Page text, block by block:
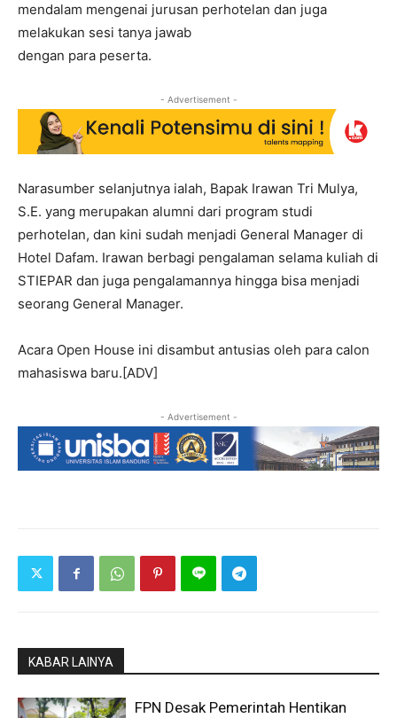
mendalam mengenai jurusan perhotelan dan juga
melakukan sesi tanya jawab
dengan para peserta.
- Advertisement -
Narasumber selanjutnya ialah, Bapak Irawan Tri Mulya,
S.E. yang merupakan alumni dari program studi
perhotelan, dan kini sudah menjadi General Manager di
Hotel Dafam. Irawan berbagi pengalaman selama kuliah di
STIEPAR dan juga pengalamannya hingga bisa menjadi
seorang General Manager.
Acara Open House ini disambut antusias oleh para calon
mahasiswa baru.[ADV]
- Advertisement -
KABAR LAINYA
FPN Desak Pemerintah Hentikan